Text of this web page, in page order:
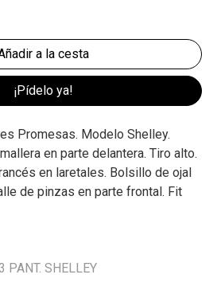
¡Pídelo ya!
Promesas. Modelo Shelley.
en parte delantera. Tiro alto.
en laretales. Bolsillo de ojal
de pinzas en parte frontal. Fit
PANT. SHELLEY